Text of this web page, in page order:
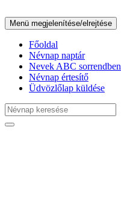
Menü megjelenítése/elrejtése
Főoldal
Névnap naptár
Nevek ABC sorrendben
Névnap értesítő
Üdvözlőlap küldése